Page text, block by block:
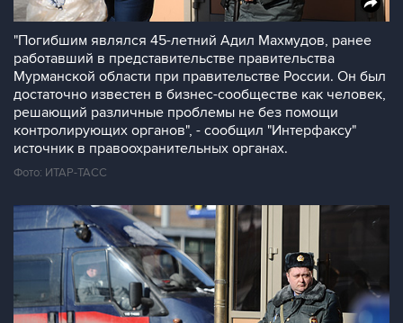
"Погибшим являлся 45-летний Адил Махмудов, ранее
работавший в представительстве правительства
Мурманской области при правительстве России. Он был
достаточно известен в бизнес-сообществе как человек,
решающий различные проблемы не без помощи
контролирующих органов", - сообщил "Интерфаксу"
источник в правоохранительных органах.
Фото: ИТАР-ТАСС